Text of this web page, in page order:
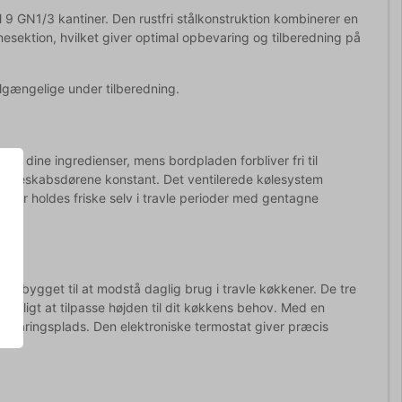
GN1/3 kantiner. Den rustfri stålkonstruktion kombinerer en
hvilket giver optimal opbevaring og tilberedning på
under tilberedning.
dine ingredienser, mens bordpladen forbliver fri til
konstant. Det ventilerede kølesystem
holdes friske selv i travle perioder med gentagne
bygget til at modstå daglig brug i travle køkkener. De tre
at tilpasse højden til dit køkkens behov. Med en
Den elektroniske termostat giver præcis